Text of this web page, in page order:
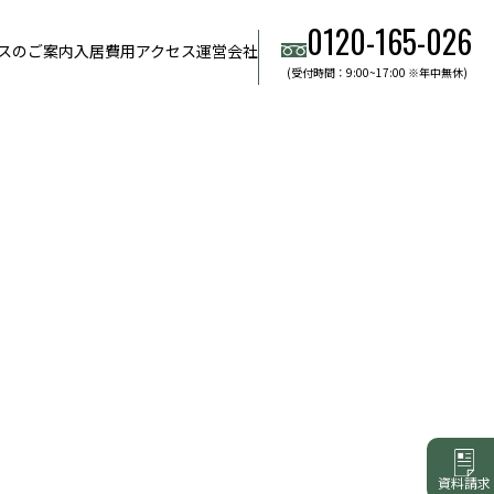
のご案内入居費用アクセス運営会社 0120-165-026
(受付時間：9:00~17:00 ※年中無休)
資料請求